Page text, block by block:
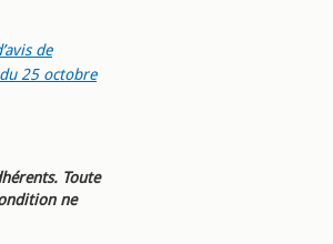
de
25 octobre
Toute
ne